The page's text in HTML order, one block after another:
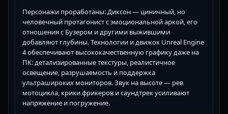
Персонажи проработаны: Диксон — циничный, но
человечный протагонист с эмоциональной аркой, его
отношения с Бузером и другими выжившими
добавляют глубины. Технологии и движок Unreal Engine
4 обеспечивают высококачественную графику даже на
ПК: детализированные текстуры, реалистичное
освещение, разрушаемость и поддержка
ультрашироких мониторов. Звук на высоте — рев
мотоцикла, крики фрикеров и саундтрек усиливают
напряжение и погружение.